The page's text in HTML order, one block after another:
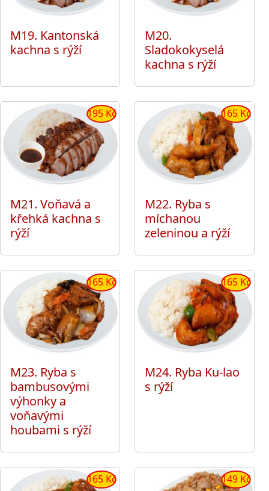
M19. Kantonská
kachna s rýží
M20.
Sladokokyselá
kachna s rýží
195 Kč
M21. Voňavá a
křehká kachna s
rýží
165 Kč
M22. Ryba s
míchanou
zeleninou a rýží
165 Kč
M23. Ryba s
bambusovými
výhonky a
voňavými
houbami s rýží
165 Kč
M24. Ryba Ku-lao
s rýží
165 Kč 149 Kč